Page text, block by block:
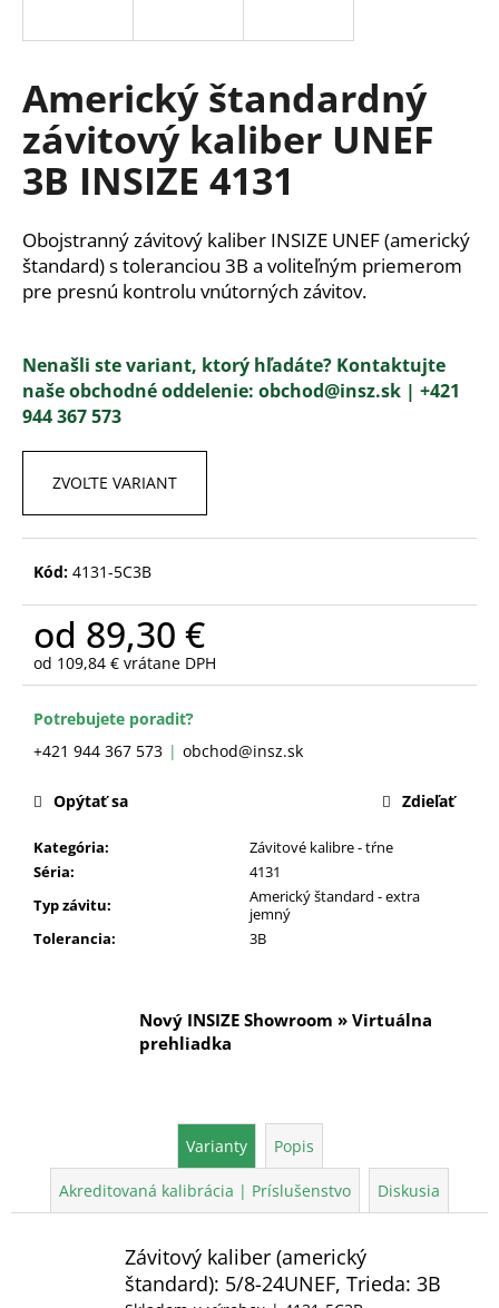
Americký štandardný
závitový kaliber UNEF
3B INSIZE 4131
Obojstranný závitový kaliber INSIZE UNEF (americký
štandard) s toleranciou 3B a voliteľným priemerom
pre presnú kontrolu vnútorných závitov.
Nenašli ste variant, ktorý hľadáte? Kontaktujte
naše obchodné oddelenie: obchod@insz.sk | +421
944 367 573
ZVOĽTE VARIANT
Kód: 4131-5C3B
od 89,30 €
od 109,84 € vrátane DPH
Jednotková
Potrebujete poradiť?
+421 944 367 573
obchod@insz.sk
Kategória:
Závitové kalibre - tŕne
Séria:
4131
Typ závitu:
Americký štandard - extra
jemný
Tolerancia: 3B
Opýtať sa Zdieľať
Nový INSIZE Showroom » Virtuálna
prehliadka
Varianty Popis
Akreditovaná kalibrácia | Príslušenstvo Diskusia
Závitový kaliber (americký
štandard): 5/8-24UNEF, Trieda: 3B
s
ť
?
HĽADAŤ
O
d
p
o
r
e